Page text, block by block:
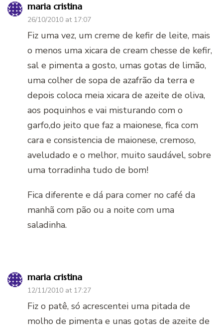
maria cristina
26/10/2010 at 17:07
Fiz uma vez, um creme de kefir de leite, mais
o menos uma xicara de cream chesse de kefir,
sal e pimenta a gosto, umas gotas de limão,
uma colher de sopa de azafrão da terra e
depois coloca meia xicara de azeite de oliva,
aos poquinhos e vai misturando com o
garfo,do jeito que faz a maionese, fica com
cara e consistencia de maionese, cremoso,
aveludado e o melhor, muito saudável, sobre
uma torradinha tudo de bom!
Fica diferente e dá para comer no café da
manhã com pão ou a noite com uma
saladinha.
maria cristina
12/11/2010 at 17:27
Fiz o patê, só acrescentei uma pitada de
molho de pimenta e unas gotas de azeite de